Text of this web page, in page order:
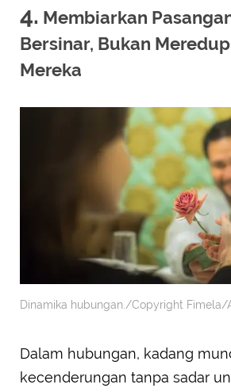
4. Membiarkan
Bersinar, Bukan
Mereka
Dinamika hubungan./Copyright Fimela/
Dalam hubungan, kadang
kecenderungan tanpa sadar